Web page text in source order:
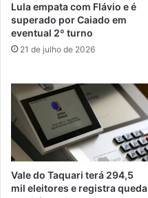
Lula empata com Flávio e é
superado por Caiado em
eventual 2º turno
21 de julho de 2026
Vale do Taquari terá 294,5
mil eleitores e registra queda